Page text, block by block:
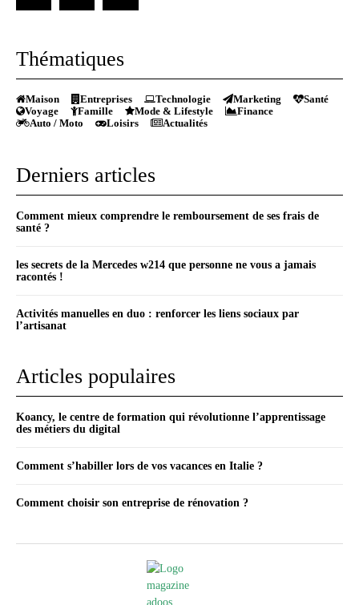
Thématiques
Maison Entreprises Technologie Marketing
Santé
Voyage
Famille Mode & Lifestyle
Finance
Auto / Moto
Loisirs Actualités
Derniers articles
Comment mieux comprendre le remboursement de ses frais de
santé ?
les secrets de la Mercedes w214 que personne ne vous a jamais
racontés !
Activités manuelles en duo : renforcer les liens sociaux par
l’artisanat
Articles populaires
Koancy, le centre de formation qui révolutionne l’apprentissage
des métiers du digital
Comment s’habiller lors de vos vacances en Italie ?
Comment choisir son entreprise de rénovation ?